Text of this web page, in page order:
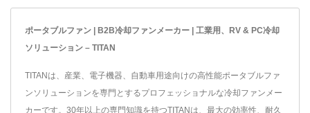
ポータブルファン | B2B冷却ファンメーカー | 工業用、RV & PC冷却
ソリューション – TITAN
TITANは、産業、電子機器、自動車用途向けの高性能ポータブルファ
ンソリューションを専門とするプロフェッショナルな冷却ファンメー
カーです。30年以上の専門知識を持つTITANは、最大の効率性、耐久